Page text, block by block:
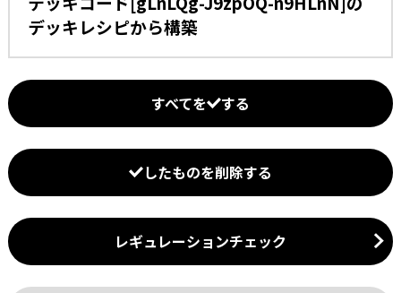
デッキレシピから構築
すべてを する
したものを削除する
レギュレーションチェック